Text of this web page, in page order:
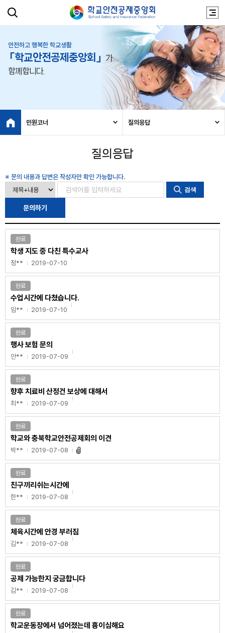
안전하고 행복한 학교생활
「학교안전공제중앙회」
가
함께합니다.
민원코너 질의응답
질의응답
※ 문의 내용과 답변은 작성자만 확인 가능합니다.
검색
문의하기
완료
학생 지도 중 다친 특수교사
정** 2019-07-10
완료
수업시간에 다쳤습니다.
임** 2019-07-10
완료
행사 보험 문의
안** 2019-07-09
완료
향후 치료비 산정건 보상에 대해서
최** 2019-07-09
완료
학교와 충북학교안전공제회의 이견
박** 2019-07-08
완료
친구끼리쉬는시간에
한** 2019-07-08
완료
체육시간에 안경 부러짐
김** 2019-07-08
완료
공제 가능한지 궁금합니다
김** 2019-07-08
완료
학교운동장에서 넘어졌는데 흉이심해요